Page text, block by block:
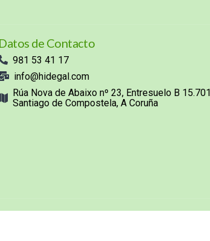
Datos de Contacto
981 53 41 17
info@hidegal.com
Rúa Nova de Abaixo nº 23, Entresuelo B 15.701
Santiago de Compostela, A Coruña